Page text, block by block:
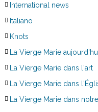
International news
Italiano
Knots
La Vierge Marie
La Vierge Marie dans l'art
La Vierge Marie dans
La Vierge Marie dans